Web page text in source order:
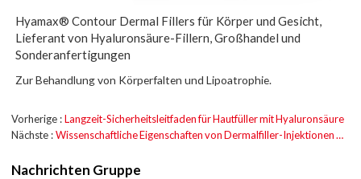
Hyamax® Contour Dermal Fillers für Körper und Gesicht,
Lieferant von Hyaluronsäure-Fillern, Großhandel und
Sonderanfertigungen
Zur Behandlung von Körperfalten und Lipoatrophie.
Vorherige Langzeit-Sicherheitsleitfaden für Hautfüller mit Hyaluronsäure
Nächste
Wissenschaftliche Eigenschaften von Dermalfiller-Injektionen mit Hyaluronsäure
Nachrichten Gruppe